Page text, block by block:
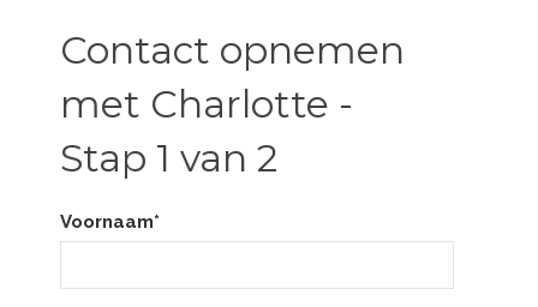
Contact opnemen
met Charlotte -
Stap 1 van 2
Voornaam*